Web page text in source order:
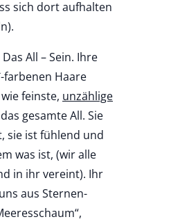
sich dort aufhalten
All – Sein. Ihre
farbenen Haare
feinste, unzählige
gesamte All. Sie
sie ist fühlend und
was ist, (wir alle
in ihr vereint). Ihr
aus Sternen-